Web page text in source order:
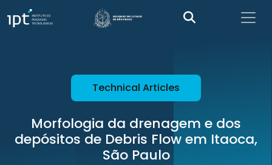
Technical Articles
Morfologia da drenagem e dos
depósitos de Debris Flow em Itaoca,
São Paulo